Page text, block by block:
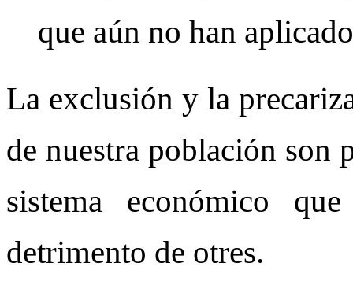
que aún no han
La exclusión y la
de nuestra población son
sistema económico
detrimento de otres.